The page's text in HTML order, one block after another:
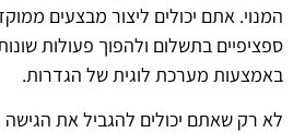
המנוי. אתם יכולים ליצור מבצעים
ספציפיים בתשלום ולהפוך פעולות
באמצעות מערכת לוגית של הגדרות.
לא רק שאתם יכולים להגביל את